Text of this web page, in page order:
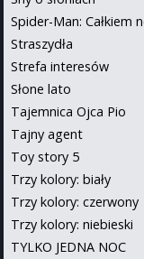
Spider-Man: Całkiem
Straszydła
Strefa interesów
Słone lato
Tajemnica Ojca Pio
Tajny agent
Toy story 5
Trzy kolory: biały
Trzy kolory: czerwony
Trzy kolory: niebieski
TYLKO JEDNA NOC